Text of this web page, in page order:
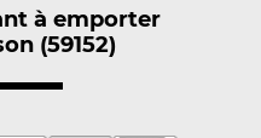
à emporter
(59152)